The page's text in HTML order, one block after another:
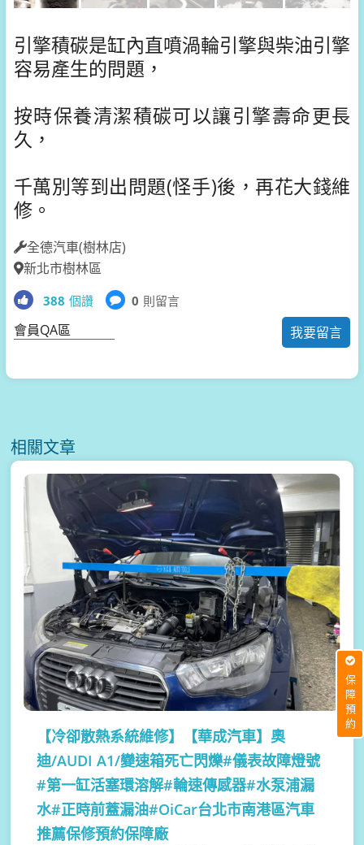
引擎積碳是缸內直噴渦輪引擎與柴油引擎
容易產生的問題，
按時保養清潔積碳可以讓引擎壽命更長
久，
千萬別等到出問題(怪手)後，再花大錢維
修。
全德汽車(樹林店)
新北市樹林區
388 個讚 0 則留言
我要留言
會員QA區
相關文章
【冷卻散熱系統維修】
【華成汽車】奧
迪/AUDI A1/變速箱死亡閃爍#儀表故障燈號
#第一缸活塞環溶解#輪速傳感器#水泵浦漏
水#正時前蓋漏油#OiCar台北市南港區汽車
推薦保修預約保障廠
保障預約